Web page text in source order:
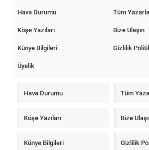
Hava Durumu
Tüm
Köşe Yazıları
Bize Ulaşın
Künye Bilgileri
Gizlilik
Üyelik
Hava Durumu Tüm
Köşe Yazıları Bize
Künye Bilgileri Gizlilik